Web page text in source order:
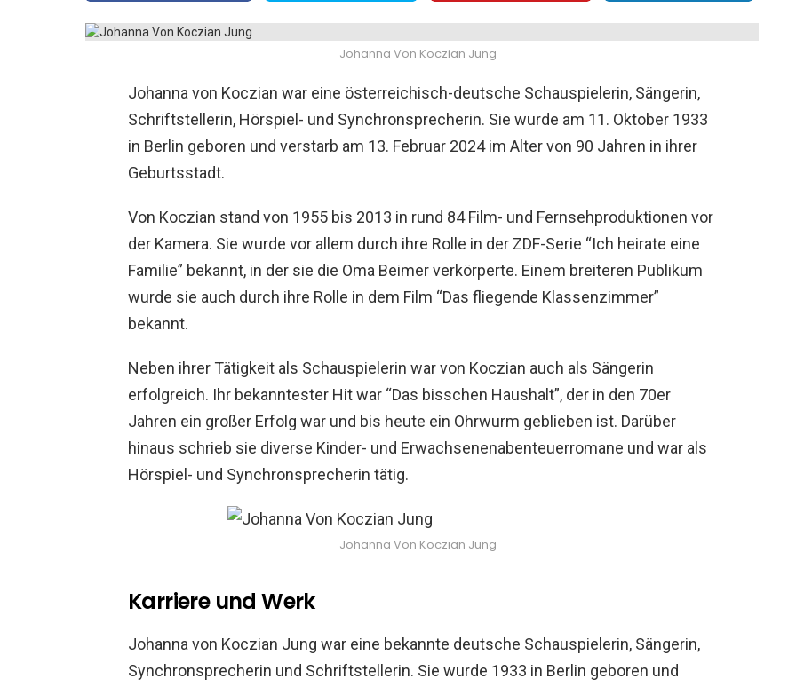
Johanna Von Koczian Jung
Johanna von Koczian war eine österreichisch-deutsche Schauspielerin, Sängerin,
Schriftstellerin, Hörspiel- und Synchronsprecherin. Sie wurde am 11. Oktober 1933
in Berlin geboren und verstarb am 13. Februar 2024 im Alter von 90 Jahren in ihrer
Geburtsstadt.
Von Koczian stand von 1955 bis 2013 in rund 84 Film- und Fernsehproduktionen vor
der Kamera. Sie wurde vor allem durch ihre Rolle in der ZDF-Serie “Ich heirate eine
Familie” bekannt, in der sie die Oma Beimer verkörperte. Einem breiteren Publikum
wurde sie auch durch ihre Rolle in dem Film “Das fliegende Klassenzimmer”
bekannt.
Neben ihrer Tätigkeit als Schauspielerin war von Koczian auch als Sängerin
erfolgreich. Ihr bekanntester Hit war “Das bisschen Haushalt”, der in den 70er
Jahren ein großer Erfolg war und bis heute ein Ohrwurm geblieben ist. Darüber
hinaus schrieb sie diverse Kinder- und Erwachsenenabenteuerromane und war als
Hörspiel- und Synchronsprecherin tätig.
Johanna Von Koczian Jung
Karriere und Werk
Johanna von Koczian Jung war eine bekannte deutsche Schauspielerin, Sängerin,
Synchronsprecherin und Schriftstellerin. Sie wurde 1933 in Berlin geboren und